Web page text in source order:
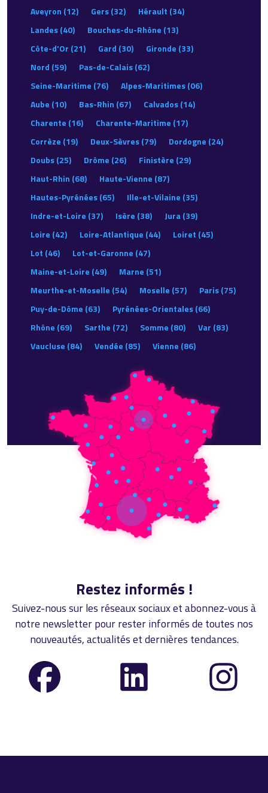
Aveyron (12)
Gers (32)
Hérault (34)
Landes (40)
Bouches-du-Rhône (13)
Côte-d'Or (21)
Gard (30)
Gironde (33)
Nord (59)
Pas-de-Calais (62)
Seine-Maritime (76)
Alpes-Maritimes (06)
Aube (10)
Bas-Rhin (67)
Calvados (14)
Charente (16)
Charente-Maritime (17)
Corrèze (19)
Deux-Sèvres (79)
Dordogne (24)
Doubs (25)
Drôme (26)
Finistère (29)
Haut-Rhin (68)
Haute-Vienne (87)
Hautes-Pyrénées (65)
Ille-et-Vilaine (35)
Indre-et-Loire (37)
Isère (38)
Jura (39)
Loire (42)
Loire-Atlantique (44)
Loiret (45)
Lot (46)
Lot-et-Garonne (47)
Maine-et-Loire (49)
Marne (51)
Meurthe-et-Moselle (54)
Moselle (57)
Paris (75)
Puy-de-Dôme (63)
Pyrénées-Orientales (66)
Rhône (69)
Sarthe (72) Somme (80)
Var (83)
Vaucluse (84)
Vendée (85) Vienne (86)
Restez informés !
Suivez-nous sur les réseaux sociaux et abonnez-vous à
notre newsletter pour rester informés de toutes nos
nouveautés, actualités et dernières tendances.